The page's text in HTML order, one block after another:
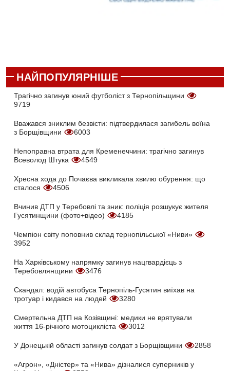
НАЙПОПУЛЯРНІШЕ
Трагічно загинув юний футболіст з Тернопільщини
9719
Вважався зниклим безвісти: підтвердилася загибель воїна
з Борщівщини
6003
Непоправна втрата для Кременеччини: трагічно загинув
Всеволод Штука
4549
Хресна хода до Почаєва викликала хвилю обурення: що
сталося
4506
Вчинив ДТП у Теребовлі та зник: поліція розшукує жителя
Гусятинщини (фото+відео)
4185
Чемпіон світу поповнив склад тернопільської «Ниви»
3952
На Харківському напрямку загинув нацгвардієць з
Теребовлянщини
3476
Скандал: водій автобуса Тернопіль-Гусятин виїхав на
тротуар і кидався на людей
3280
Смертельна ДТП на Козівщині: медики не врятували
життя 16-річного мотоцикліста
3012
У Донецькій області загинув солдат з Борщівщини 2858
«Агрон», «Дністер» та «Нива» дізналися суперників у